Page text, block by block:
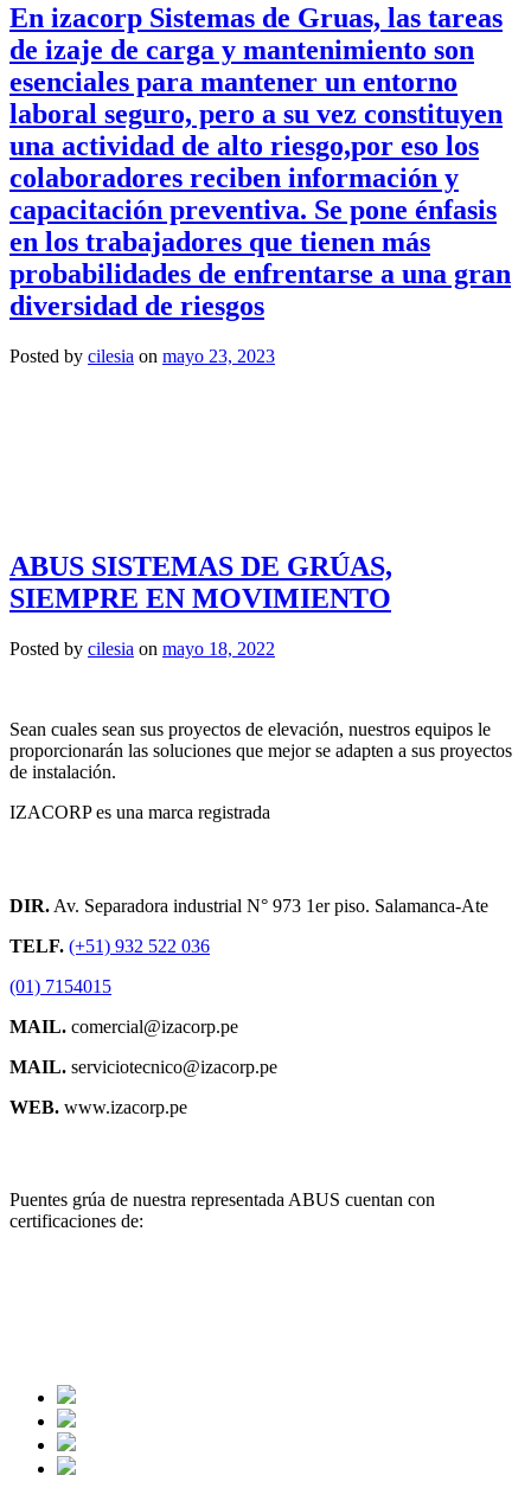
En izacorp Sistemas de Gruas, las tareas
de izaje de carga y mantenimiento son
esenciales para mantener un entorno
laboral seguro, pero a su vez constituyen
una actividad de alto riesgo,por eso los
colaboradores reciben información y
capacitación preventiva. Se pone énfasis
en los trabajadores que tienen más
probabilidades de enfrentarse a una gran
diversidad de riesgos
Posted by cilesia on mayo 23, 2023
ABUS SISTEMAS DE GRÚAS,
SIEMPRE EN MOVIMIENTO
Posted by cilesia on mayo 18, 2022
Sean cuales sean sus proyectos de elevación, nuestros equipos le
proporcionarán las soluciones que mejor se adapten a sus proyectos
de instalación.
IZACORP es una marca registrada
DIR. Av. Separadora industrial N° 973 1er piso. Salamanca-Ate
TELF. (+51) 932 522 036
(01) 7154015
MAIL. comercial@izacorp.pe
MAIL. serviciotecnico@izacorp.pe
WEB. www.izacorp.pe
Puentes grúa de nuestra representada ABUS cuentan con
certificaciones de: